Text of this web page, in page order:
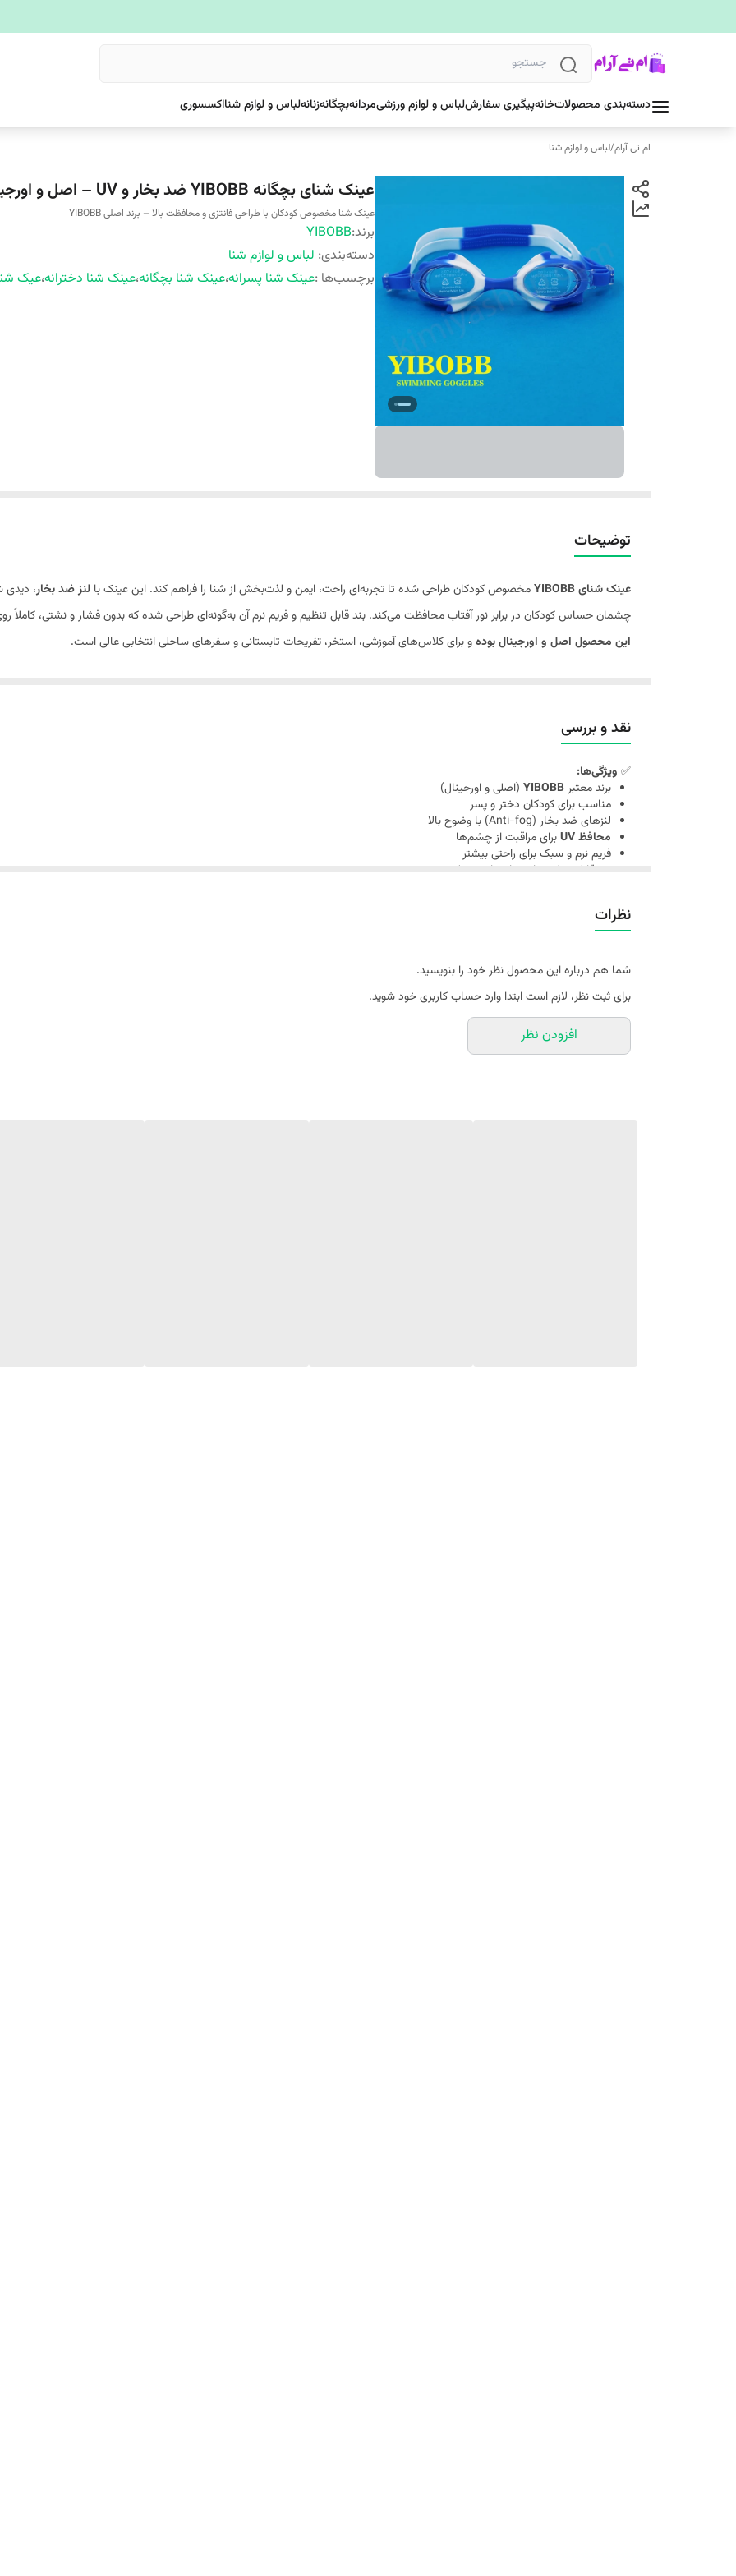
دسته‌بندی محصولاتخانهپیگیری سفارشلباس و لوازم ورزشیمردانهبچگانهزنانهلباس و لوازم شنااکسسوری
ام تی آرام/لباس و لوازم شنا
عینک شنای بچگانه YIBOBB ضد بخار و UV – اصل و اورجینال
عینک شنا مخصوص کودکان با طراحی فانتزی و محافظت بالا – برند اصلی YIBOBB
برند:YIBOBB
دسته‌بندی: لباس و لوازم شنا
برچسب‌ها :عینک شنا پسرانه،عینک شنا بچگانه،عینک شنا دخترانه،عیک
توضیحات
عینک شنای YIBOBB مخصوص کودکان طراحی شده تا تجربه‌ای راحت، ایمن و لذت‌بخش از شنا را فراهم کند. این عینک با لنز ضد بخار، دیدی
چشمان حساس کودکان در برابر نور آفتاب محافظت می‌کند. بند قابل تنظیم و فریم نرم آن به‌گونه‌ای طراحی شده که بدون فشار و نشتی،
این محصول اصل و اورجینال بودهو برای کلاس‌های آموزشی، استخر، تفریحات تابستانی و سفرهای ساحلی انتخابی عالی است.
نقد و بررسی
✅ ویژگی‌ها:
برند معتبرYIBOBB (اصلی و اورجینال)
مناسب برای کودکان دختر و پسر
لنزهای ضد بخار (Anti-fog) با وضوح بالا
محافظ UV
برای مراقبت از چشم‌ها
فریم نرم و سبک برای راحتی بیشتر
بند قابل تنظیم برای سایزهای مختلف
نظرات
شما هم درباره این محصول نظر خود را بنویسید.
برای ثبت نظر، لازم است ابتدا وارد حساب کاربری خود شوید.
افزودن نظر